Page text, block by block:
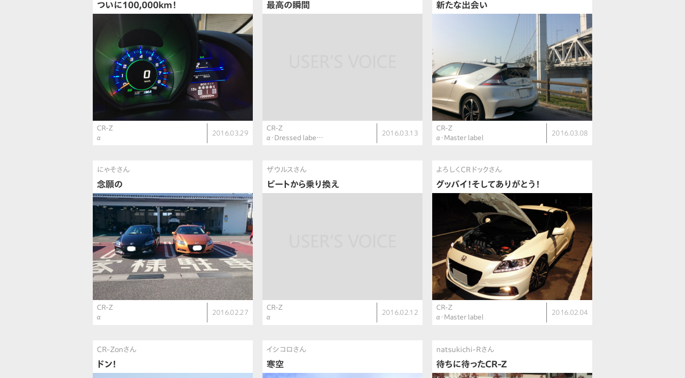
ついに100,000km！
CR-Z
α
2016.03.29
最高の瞬間
CR-Z
α・Dressed labe…
2016.03.13
新たな出会い
CR-Z
α・Master label
2016.03.08
にゃそさん
念願の
CR-Z
α
2016.02.27
ザウルスさん
ビートから乗り換え
CR-Z
α
2016.02.12
よろしくCRドックさん
グッバイ！そしてありがとう！
CR-Z
α・Master label
2016.02.04
CR-Zonさん
ドン！
イシコロさん
寒空
natsukichi-Rさん
待ちに待ったCR-Z